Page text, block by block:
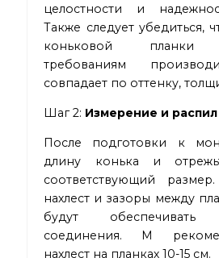
целостности и
Также следует убедиться,
коньковой планки
требованиям
совпадает по оттенку,
Шаг 2: Измерение и
После подготовки к
длину конька и
соответствующий
нахлест и зазоры между
будут обеспечивать
соединения. М
нахлест на планках 10-15 см.